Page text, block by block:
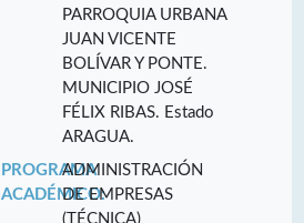
PARROQUIA URBANA
JUAN VICENTE
BOLÍVAR Y PONTE.
MUNICIPIO JOSÉ
FÉLIX RIBAS. Estado
ARAGUA.
PROGRAMA
ACADÉMICO:
ADMINISTRACIÓN
DE EMPRESAS
(TÉCNICA)